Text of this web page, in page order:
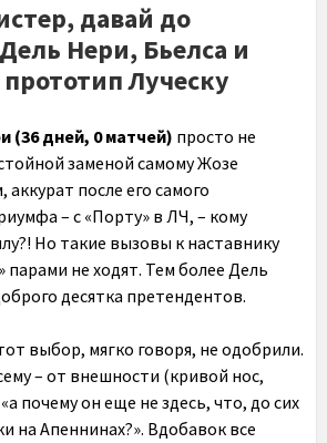
давай до
Нери, Бьелса и
Луческу
(36 дней, 0 матчей) просто не
заменой самому Жозе
после его самого
– с «Порту» в ЛЧ, – кому
Но такие вызовы к наставнику
парами не ходят. Тем более Дель
десятка претендентов.
выбор, мягко говоря, не одобрили.
– от внешности (кривой нос,
почему он еще не здесь, что, до сих
на Апеннинах?». Вдобавок все